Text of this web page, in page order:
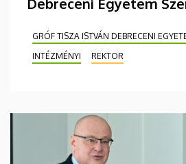
GRÓF TISZA ISTVÁN DEBRECENI
INTÉZMÉNYI
REKTOR